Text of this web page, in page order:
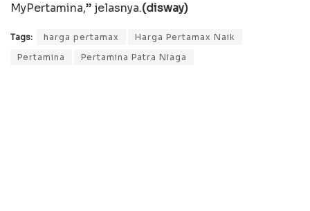
MyPertamina,” jelasnya.(disway)
Tags: harga pertamax
Harga Pertamax Naik
Pertamina
Pertamina Patra Niaga